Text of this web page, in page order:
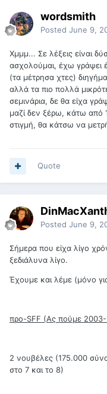
wordsmith
Posted June 9,
Χμμμ... Σε λέξεις είναι
ασχολούμαι, έχω γράψει
(τα μέτρησα χτες)
αλλά τα πιο πολλά
σεμινάρια, δε θα είχα
μαζί δεν ξέρω, κάτω από
στιγμή, θα κάτσω να
Quote
Posted June 9,
Σήμερα που είχα λίγο
ξεδιάλυνα λίγο.
Έχουμε και λέμε (μόνο
προ-SFF (Ας πούμε
2 νουβέλες (175.000
στο 7 και το 8)